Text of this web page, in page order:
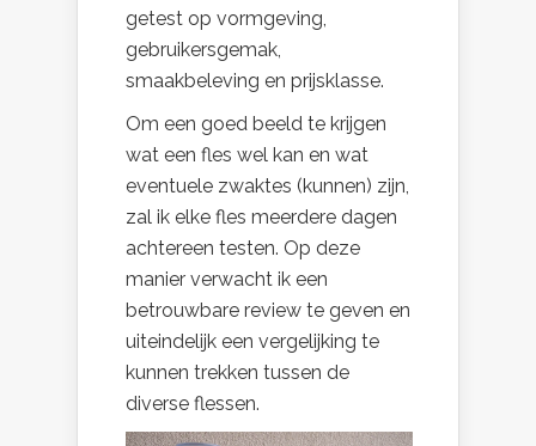
getest op vormgeving,
gebruikersgemak,
smaakbeleving en prijsklasse.
Om een goed beeld te krijgen
wat een fles wel kan en wat
eventuele zwaktes (kunnen) zijn,
zal ik elke fles meerdere dagen
achtereen testen. Op deze
manier verwacht ik een
betrouwbare review te geven en
uiteindelijk een vergelijking te
kunnen trekken tussen de
diverse flessen.